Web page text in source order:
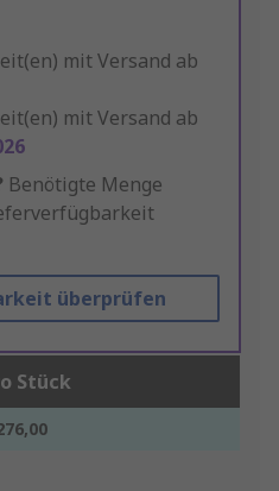
mit Versand ab
mit Versand ab
Benötigte Menge
überprüfen
Stück